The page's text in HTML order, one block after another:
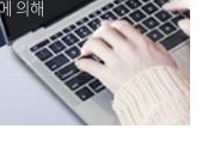
의해